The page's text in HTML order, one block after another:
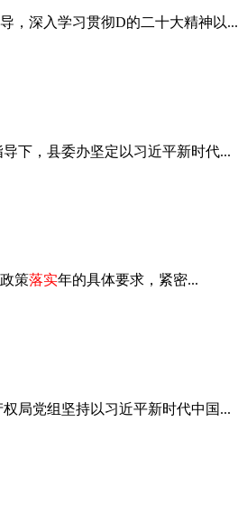
，深入学习贯彻D的二十大精神以...
下，县委办坚定以习近平新时代...
策落实年的具体要求，紧密...
局党组坚持以习近平新时代中国...